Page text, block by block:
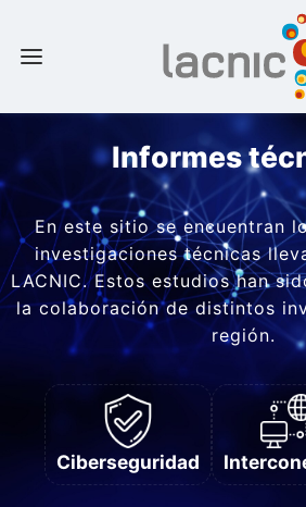
Informes
En este sitio se encuentran
investigaciones técnicas
LACNIC. Estos estudios han
la colaboración de distintos
región.
Ciberseguridad